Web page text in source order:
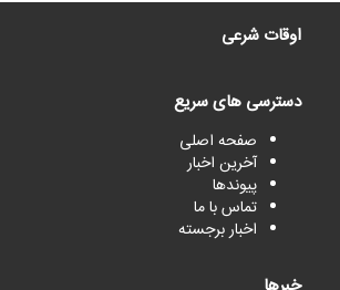
اوقات شرعی
دسترسی های سریع
صفحه اصلی
آخرین اخبار
پیوندها
تماس با ما
اخبار برجسته